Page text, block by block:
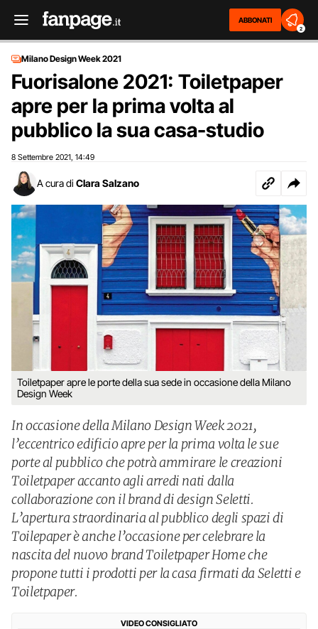
ABBONATI
2
Milano Design Week 2021
Fuorisalone 2021: Toiletpaper
apre per la prima volta al
pubblico la sua casa-studio
8 Settembre 2021 14:49
A cura di Clara Salzano
Toiletpaper apre le porte della sua sede in occasione della Milano
Design Week
In occasione della Milano Design Week 2021,
l’eccentrico edificio apre per la prima volta le sue
porte al pubblico che potrà ammirare le creazioni
Toiletpaper accanto agli arredi nati dalla
collaborazione con il brand di design Seletti.
L’apertura straordinaria al pubblico degli spazi di
Toilepaper è anche l’occasione per celebrare la
nascita del nuovo brand Toiletpaper Home che
propone tutti i prodotti per la casa firmati da Seletti e
Toiletpaper.
VIDEO CONSIGLIATO